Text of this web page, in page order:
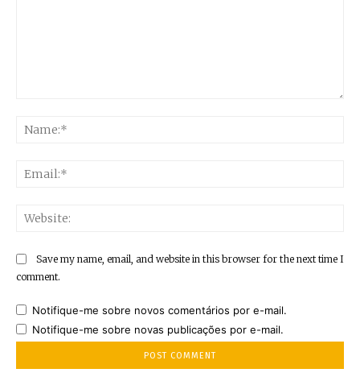
Save my name, email, and website in this browser for the next time I
comment.
Notifique-me sobre novos comentários por e-mail.
Notifique-me sobre novas publicações por e-mail.